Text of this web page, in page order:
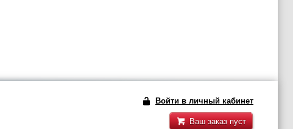
Войти в личный кабинет
Ваш заказ пуст